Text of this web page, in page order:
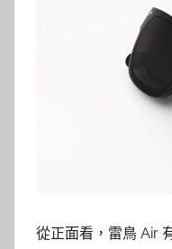
從正面看，雷鳥 Air